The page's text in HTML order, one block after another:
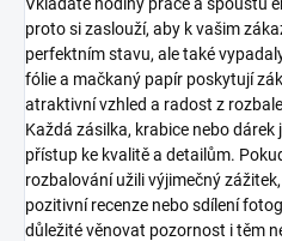
proto si zaslouží, aby k vašim
perfektním stavu, ale také
fólie a mačkaný papír poskytují
atraktivní vzhled a radost z
Každá zásilka, krabice nebo
přístup ke kvalitě a detailům.
rozbalování užili výjimečný
pozitivní recenze nebo sdílení
důležité věnovat pozornost i těm